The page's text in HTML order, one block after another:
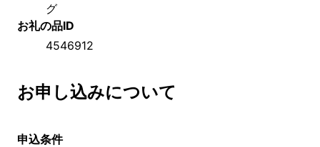
グ
お礼の品ID
4546912
お申し込みについて
申込条件